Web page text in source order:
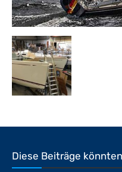
Diese Beiträge